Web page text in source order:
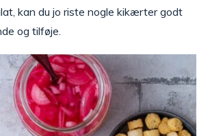
kan du jo riste nogle kikærter godt
og tilføje.